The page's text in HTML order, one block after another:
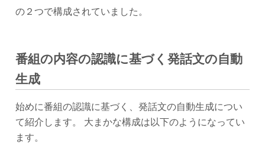
の２つで構成されていました。
番組の内容の認識に基づく発話文の自動
生成
始めに番組の認識に基づく、発話文の自動生成につい
て紹介します。 大まかな構成は以下のようになってい
ます。